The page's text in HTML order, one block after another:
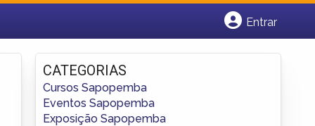
Entrar
Fazer login
Criar conta
CATEGORIAS
Cursos Sapopemba
Eventos Sapopemba
Exposição Sapopemba